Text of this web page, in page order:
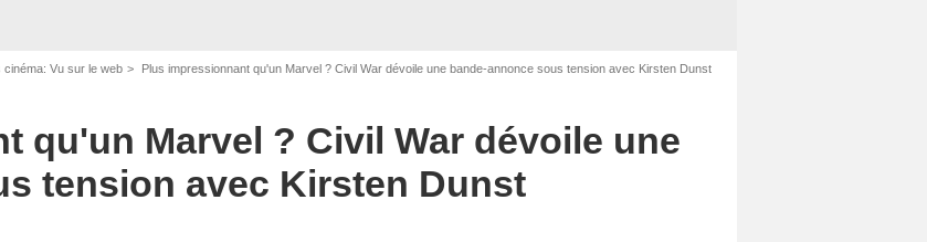
cinéma: Vu sur le web Plus impressionnant qu'un Marvel ? Civil War dévoile une bande-annonce sous tension avec Kirsten Dunst
qu'un Marvel ? Civil War dévoile une
tension avec Kirsten Dunst